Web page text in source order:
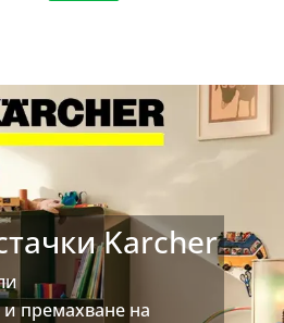
Karcher
премахване на